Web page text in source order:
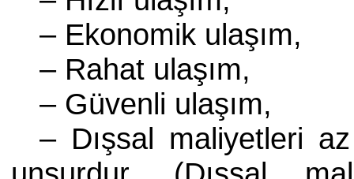
– Ekonomik ulaşım,
– Rahat ulaşım,
– Güvenli ulaşım,
– Dışsal maliyetleri